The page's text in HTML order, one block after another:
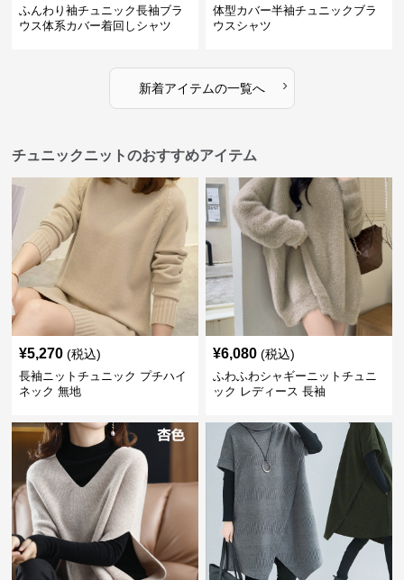
ふんわり袖チュニック長袖ブラ
ウス体系カバー着回しシャツ
体型カバー半袖チュニックブラ
ウスシャツ
新着アイテムの一覧へ ›
チュニックニットのおすすめアイテム
¥5,270 (税込)
長袖ニットチュニック プチハイ
ネック 無地
¥6,080 (税込)
ふわふわシャギーニットチュニ
ック レディース 長袖